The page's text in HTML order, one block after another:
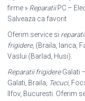
firme » ReparatiiPC –
Salveaza ca favorit
Oferim service si reparatii
frigidere, (Braila, Ianca,
Vaslui (Barlad, Husi).
Reparatii frigidereGalati
Galati, Braila, Tecuci,
Ilfov, Bucuresti. Oferim